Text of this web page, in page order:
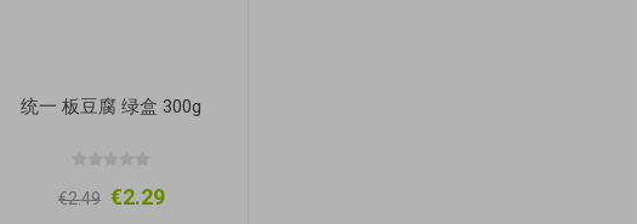
统一 板豆腐 绿盒 300g
€2.49 €2.29